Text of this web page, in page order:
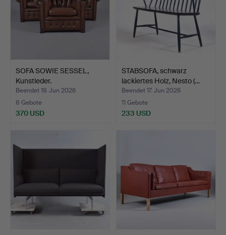
SOFA SOWIE SESSEL,
Kunstleder.
Beendet 19. Jun 2026
8 Gebote
370 USD
STABSOFA, schwarz
lackiertes Holz, Nesto (…
Beendet 17. Jun 2026
11 Gebote
233 USD